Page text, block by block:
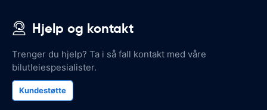
Hjelp og kontakt
Trenger du hjelp? Ta i så fall kontakt med våre
bilutleiespesialister.
Kundestøtte